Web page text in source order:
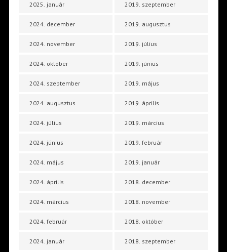
2025. január
2024. december
2024. november
2024. október
2024. szeptember
2024. augusztus
2024. július
2024. június
2024. május
2024. április
2024. március
2024. február
2024. január
2019. szeptember
2019. augusztus
2019. július
2019. június
2019. május
2019. április
2019. március
2019. február
2019. január
2018. december
2018. november
2018. október
2018. szeptember